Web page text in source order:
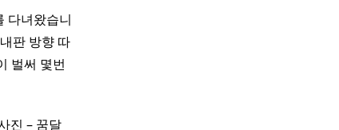
다녀왔습니
판 방향 따
벌써 몇번
진 – 꿈달